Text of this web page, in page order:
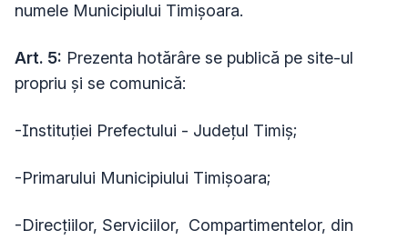
numele Municipiului Timișoara.
Art. 5: Prezenta hotărâre se publică pe site-ul
propriu şi se comunică:
-Instituţiei Prefectului - Judeţul Timiş;
-Primarului Municipiului Timişoara;
-Direcţiilor, Serviciilor, Compartimentelor, din